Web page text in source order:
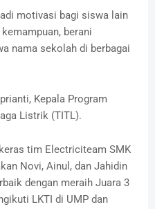
motivasi bagi siswa lain
berani
nama sekolah di berbagai
Kepala Program
Listrik (TITL).
tim Electriciteam SMK
Novi, Ainul, dan Jahidin
dengan meraih Juara 3
LKTI di UMP dan